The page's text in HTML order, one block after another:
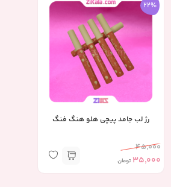
22%
رژ لب جامد پیچی هلو هنگ فنگ
45,000
35,000 تومان